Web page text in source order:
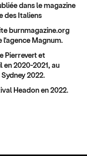
dans le magazine
des Italiens
burnmagazine.org
l'agence Magnum.
Pierrevert et
2020-2021, au
2022.
Headon en 2022.